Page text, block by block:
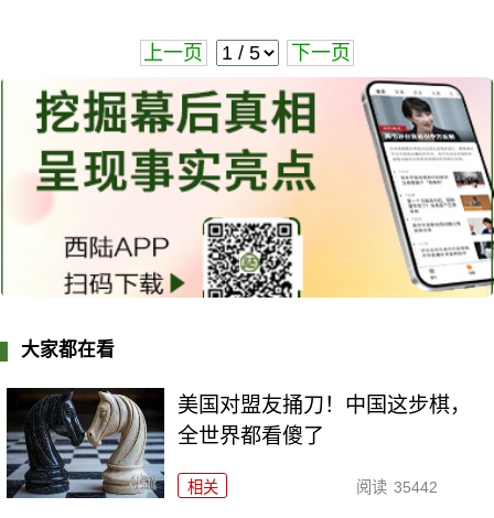
上一页 下一页
大家都在看
美国对盟友捅刀！中国这步棋，
全世界都看傻了
相关 阅读 35442